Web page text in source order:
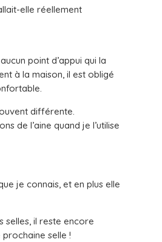
elle réellement
point d’appui qui la
à la maison, il est obligé
différente.
de l’aine quand je l’utilise
je connais, et en plus elle
selles, il reste encore
selle !